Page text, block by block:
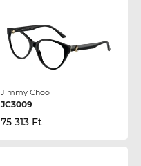
Jimmy Choo
JC3009
75 313 Ft